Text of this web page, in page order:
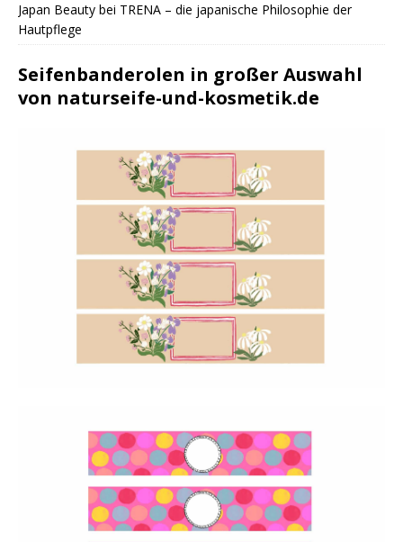
Japan Beauty bei TRENA – die japanische Philosophie der
Hautpflege
Seifenbanderolen in großer Auswahl
von naturseife-und-kosmetik.de